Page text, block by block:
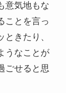
意気地もな
ことを言っ
きたり、
うなことが
ごせると思